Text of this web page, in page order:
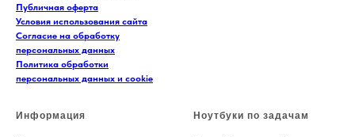
Публичная оферта
Условия использования сайта
Согласие на обработку
персональных данных
Политика обработки
персональных данных и cookie
Информация Ноутбуки по задачам